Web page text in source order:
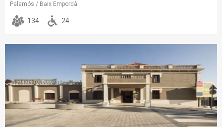
Palamós / Baix Empordà
134 24